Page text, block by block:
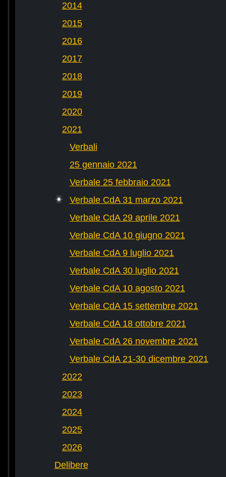
2014
2015
2016
2017
2018
2019
2020
2021
Verbali
25 gennaio 2021
Verbale 25 febbraio 2021
Verbale CdA 31 marzo 2021
Verbale CdA 29 aprile 2021
Verbale CdA 10 giugno 2021
Verbale CdA 9 luglio 2021
Verbale CdA 30 luglio 2021
Verbale CdA 10 agosto 2021
Verbale CdA 15 settembre 2021
Verbale CdA 18 ottobre 2021
Verbale CdA 26 novembre 2021
Verbale CdA 21-30 dicembre 2021
2022
2023
2024
2025
2026
Delibere